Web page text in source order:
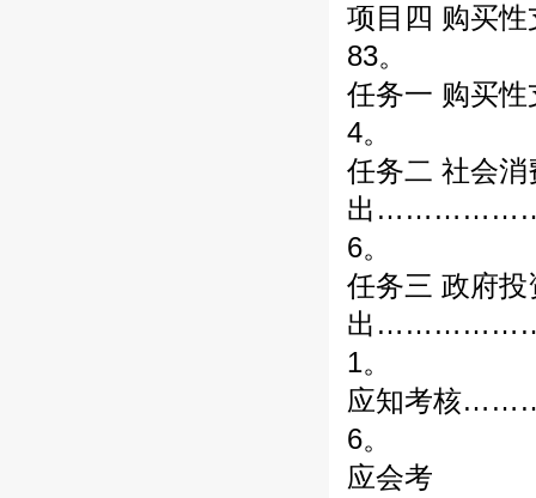
项目四 购
83。
任务一 购
4。
任务二 社会消
出
6。
任务三 政府投
出
1。
应知考
6。
应会考